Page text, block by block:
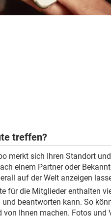
treffen?
merkt sich Ihren Standort
einem Partner oder
auf der Welt anzeigen
für die Mitglieder enthalten
beantworten kann. So
Ihnen machen. Fotos und